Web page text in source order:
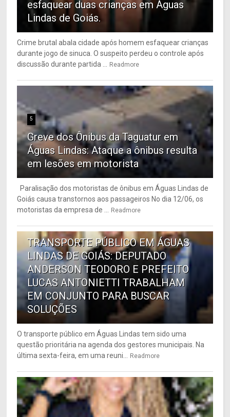
esfaquear duas crianças em Águas
Lindas de Goiás.
Crime brutal abala cidade após homem esfaquear crianças
durante jogo de sinuca. O suspeito perdeu o controle após
discussão durante partida ...
Readmore
5
Greve dos Ônibus da Taguatur em
Águas Lindas: Ataque a ônibus resulta
em lesões em motorista
Paralisação dos motoristas de ônibus em Águas Lindas de
Goiás causa transtornos aos passageiros No dia 12/06, os
motoristas da empresa de ...
Readmore
TRANSPORTE PÚBLICO EM ÁGUAS
LINDAS DE GOIÁS: DEPUTADO
ANDERSON TEODORO E PREFEITO
LUCAS ANTONIETTI TRABALHAM
EM CONJUNTO PARA BUSCAR
SOLUÇÕES
O transporte público em Águas Lindas tem sido uma
questão prioritária na agenda dos gestores municipais. Na
última sexta-feira, em uma reuni...
Readmore